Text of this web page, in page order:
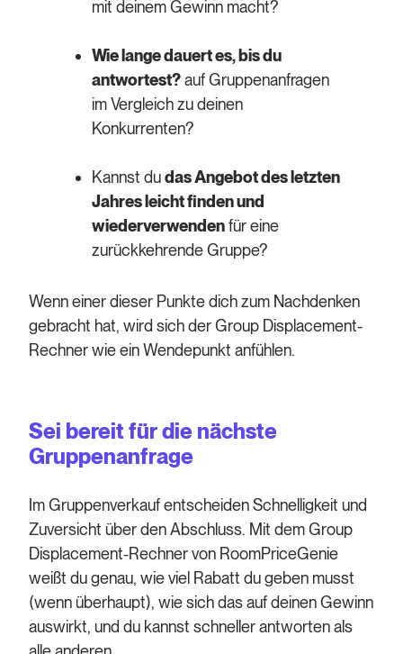
mit deinem Gewinn macht?
Wie lange dauert es, bis du
antwortest?auf Gruppenanfragen
im Vergleich zu deinen
Konkurrenten?
Kannst dudas Angebot des letzten
Jahres leicht finden und
wiederverwendenfür eine
zurückkehrende Gruppe?
Wenn einer dieser Punkte dich zum Nachdenken
gebracht hat, wird sich der Group Displacement-
Rechner wie ein Wendepunkt anfühlen.
Sei bereit für die nächste
Gruppenanfrage
Im Gruppenverkauf entscheiden Schnelligkeit und
Zuversicht über den Abschluss. Mit dem Group
Displacement-Rechner von RoomPriceGenie
weißt du genau, wie viel Rabatt du geben musst
(wenn überhaupt), wie sich das auf deinen Gewinn
auswirkt, und du kannst schneller antworten als